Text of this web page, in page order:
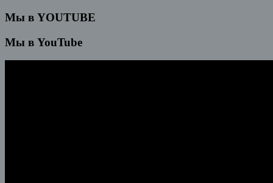
Мы в YOUTUBE
Мы в YouTube